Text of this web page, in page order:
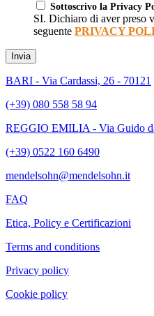
Sottoscrivo la Privacy
SI. Dichiaro di aver preso
seguente PRIVACY
Invia
BARI - Via Cardassi, 26 - 70121
(+39) 080 558 58 94
REGGIO EMILIA - Via Guido
(+39) 0522 160 6490
mendelsohn@mendelsohn.it
FAQ
Etica, Policy e Certificazioni
Terms and conditions
Privacy policy
Cookie policy